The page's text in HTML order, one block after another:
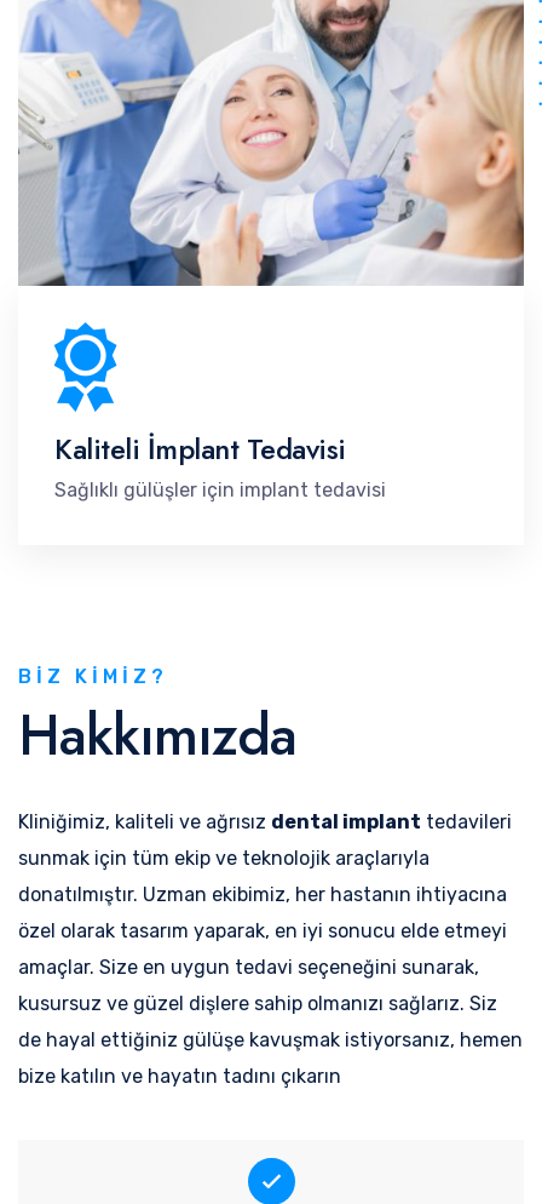
Kaliteli İmplant Tedavisi
Sağlıklı gülüşler için implant tedavisi
BIZ KIMIZ?
Hakkımızda
Kliniğimiz, kaliteli ve ağrısız dental implant tedavileri
sunmak için tüm ekip ve teknolojik araçlarıyla
donatılmıştır. Uzman ekibimiz, her hastanın ihtiyacına
özel olarak tasarım yaparak, en iyi sonucu elde etmeyi
amaçlar. Size en uygun tedavi seçeneğini sunarak,
kusursuz ve güzel dişlere sahip olmanızı sağlarız. Siz
de hayal ettiğiniz gülüşe kavuşmak istiyorsanız, hemen
bize katılın ve hayatın tadını çıkarın